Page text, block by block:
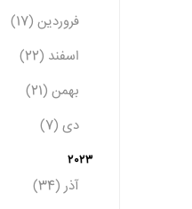
فروردین (17)
اسفند (22)
بهمن (21)
دی (7)
2023
آذر (34)